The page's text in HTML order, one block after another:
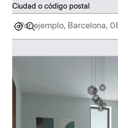
Ciudad o código postal